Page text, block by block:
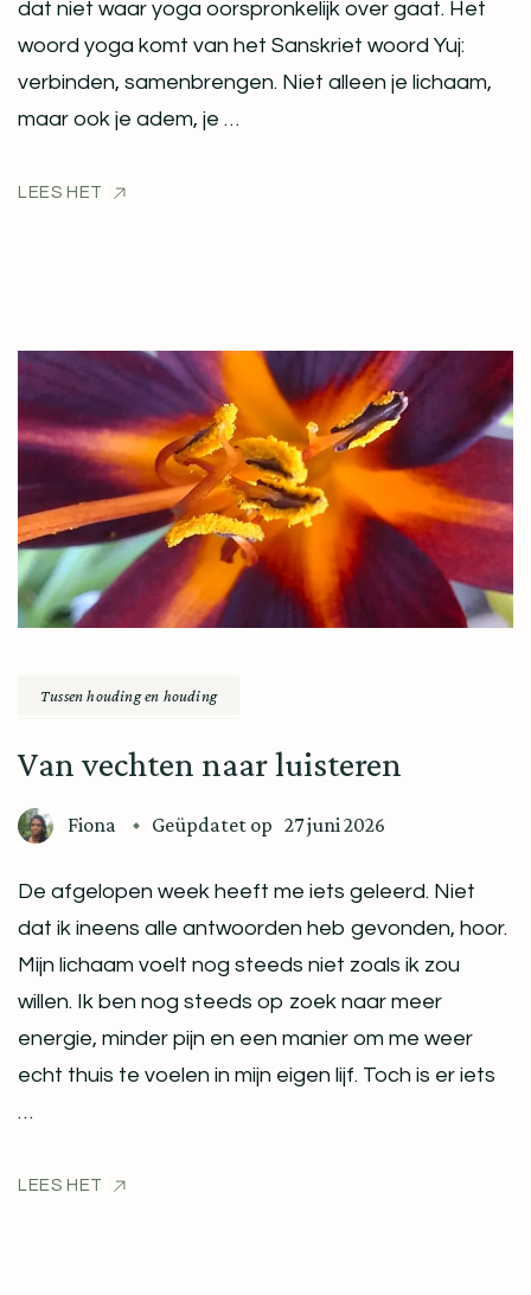
dat niet waar yoga oorspronkelijk over gaat. Het
woord yoga komt van het Sanskriet woord Yuj:
verbinden, samenbrengen. Niet alleen je lichaam,
maar ook je adem, je …
LEES HET
Tussen houding en houding
Van vechten naar luisteren
Fiona Geüpdatet op 27 juni 2026
De afgelopen week heeft me iets geleerd. Niet
dat ik ineens alle antwoorden heb gevonden, hoor.
Mijn lichaam voelt nog steeds niet zoals ik zou
willen. Ik ben nog steeds op zoek naar meer
energie, minder pijn en een manier om me weer
echt thuis te voelen in mijn eigen lijf. Toch is er iets
…
LEES HET